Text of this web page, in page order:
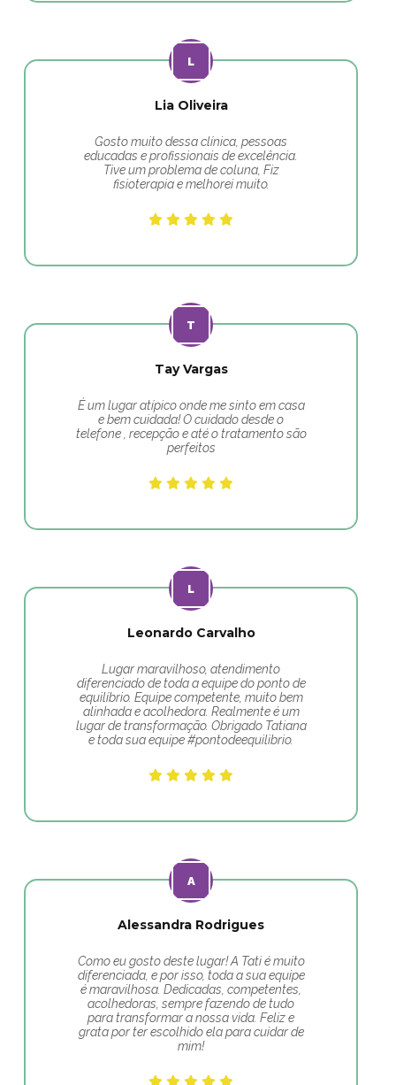
Lia Oliveira
Gosto muito dessa clínica, pessoas
educadas e profissionais de excelência.
Tive um problema de coluna, Fiz
fisioterapia e melhorei muito.
Tay Vargas
É um lugar atípico onde me sinto em casa
e bem cuidada! O cuidado desde o
telefone , recepção e até o tratamento são
perfeitos
Leonardo Carvalho
Lugar maravilhoso, atendimento
diferenciado de toda a equipe do ponto de
equilíbrio. Equipe competente, muito bem
alinhada e acolhedora. Realmente é um
lugar de transformação. Obrigado Tatiana
e toda sua equipe #pontodeequilibrio.
Alessandra Rodrigues
Como eu gosto deste lugar! A Tati é muito
diferenciada, e por isso, toda a sua equipe
é maravilhosa. Dedicadas, competentes,
acolhedoras, sempre fazendo de tudo
para transformar a nossa vida. Feliz e
grata por ter escolhido ela para cuidar de
mim!